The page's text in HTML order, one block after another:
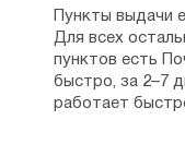
Пункты выдачи
Для всех
пунктов есть
быстро, за 2–7
работает